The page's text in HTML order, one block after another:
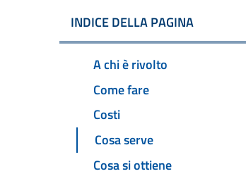
INDICE DELLA PAGINA
A chi è rivolto
Come fare
Costi
Cosa serve
Cosa si ottiene